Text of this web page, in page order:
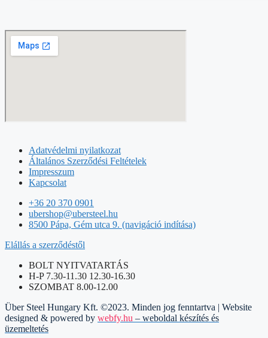
Adatvédelmi nyilatkozat
Általános Szerződési Feltételek
Impresszum
Kapcsolat
+36 20 370 0901
ubershop@ubersteel.hu
8500 Pápa, Gém utca 9. (navigáció indítása)
Elállás a szerződéstől
BOLT NYITVATARTÁS
H-P 7.30-11.30 12.30-16.30
SZOMBAT 8.00-12.00
Über Steel Hungary Kft. ©2023. Minden jog fenntartva | Website
designed & powered by webfy.hu – weboldal készítés és
üzemeltetés